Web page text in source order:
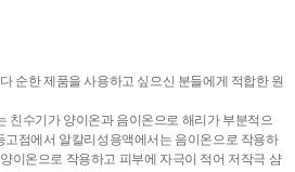
순한 제품을 사용하고 싶으신 분들에게 적합한 원
친수기가 양이온과 음이온으로 해리가 부분적으
고점에서 알칼리성용액에서는 음이온으로 작용하
이온으로 작용하고 피부에 자극이 적어 저작극 샴